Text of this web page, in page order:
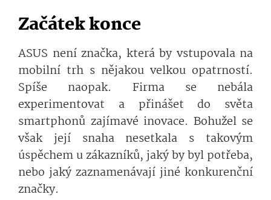
Začátek konce
ASUS není značka, která by vstupovala na
mobilní trh s nějakou velkou opatrností.
Spíše naopak. Firma se nebála
experimentovat a přinášet do světa
smartphonů zajímavé inovace. Bohužel se
však její snaha nesetkala s takovým
úspěchem u zákazníků, jaký by byl potřeba,
nebo jaký zaznamenávají jiné konkurenční
značky.